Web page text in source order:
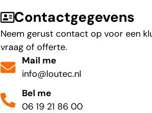
Contactgegevens
Neem gerust contact op voor een
vraag of offerte.
Mail me
info@loutec.nl
Bel me
06 19 21 86 00